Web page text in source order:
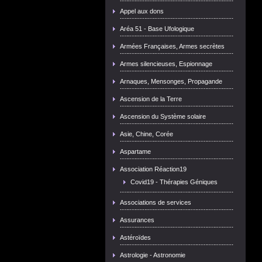
Appel aux dons
Aréa 51 - Base Ufologique
Armées Françaises, Armes secrètes
Armes silencieuses, Espionnage
Arnaques, Mensonges, Propagande
Ascension de la Terre
Ascension du Système solaire
Asie, Chine, Corée
Aspartame
Association Réaction19
Covid19 - Thérapies Géniques
Associations de services
Assurances
Astéroïdes
Astrologie - Astronomie